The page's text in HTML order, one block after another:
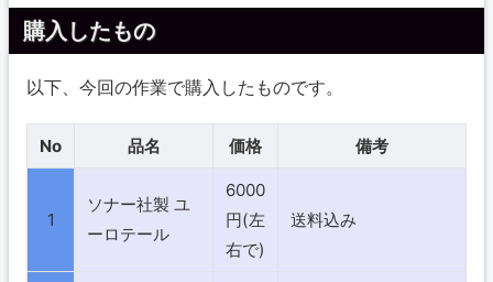
購入したもの
以下、今回の作業で購入したものです。
No 品名 価格 備考
1
ソナー社製 ユ
ーロテール
6000
円(左
右で)
送料込み